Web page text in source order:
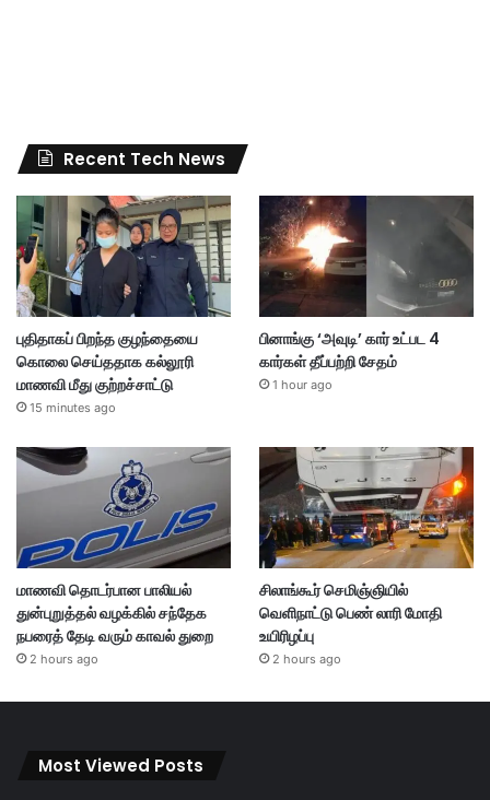
Recent Tech News
புதிதாகப் பிறந்த குழந்தையை
கொலை செய்ததாக கல்லூரி
மாணவி மீது குற்றச்சாட்டு
15 minutes ago
பினாங்கு ‘அவுடி’ கார் உட்பட 4
கார்கள் தீப்பற்றி சேதம்
1 hour ago
மாணவி தொடர்பான பாலியல்
துன்புறுத்தல் வழக்கில் சந்தேக
நபரைத் தேடி வரும் காவல் துறை
2 hours ago
சிலாங்கூர் செமிஞ்ஞியில்
வெளிநாட்டு பெண் லாரி மோதி
உயிரிழப்பு
2 hours ago
Most Viewed Posts